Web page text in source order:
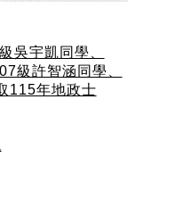
吳宇凱同學、
級許智涵同學、
易甫同學 考取115年地政士